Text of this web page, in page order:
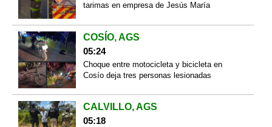
tarimas en empresa de Jesús María
COSÍO, AGS
05:24
Choque entre motocicleta y bicicleta en
Cosío deja tres personas lesionadas
CALVILLO, AGS
05:18